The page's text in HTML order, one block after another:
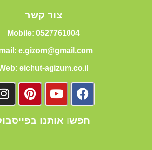
צור קשר
Mobile: 0527761004
Email: e.gizom@gmail.com
Web: eichut-agizum.co.il
חפשו אותנו בפייסבוק